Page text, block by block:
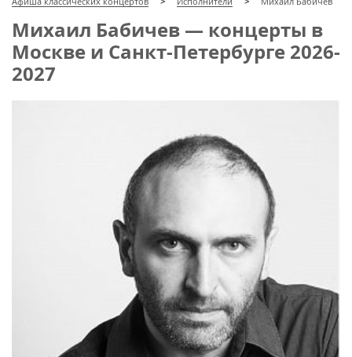
Михаил Бабичев — концерты в
Москве и Санкт-Петербурге 2026-
2027